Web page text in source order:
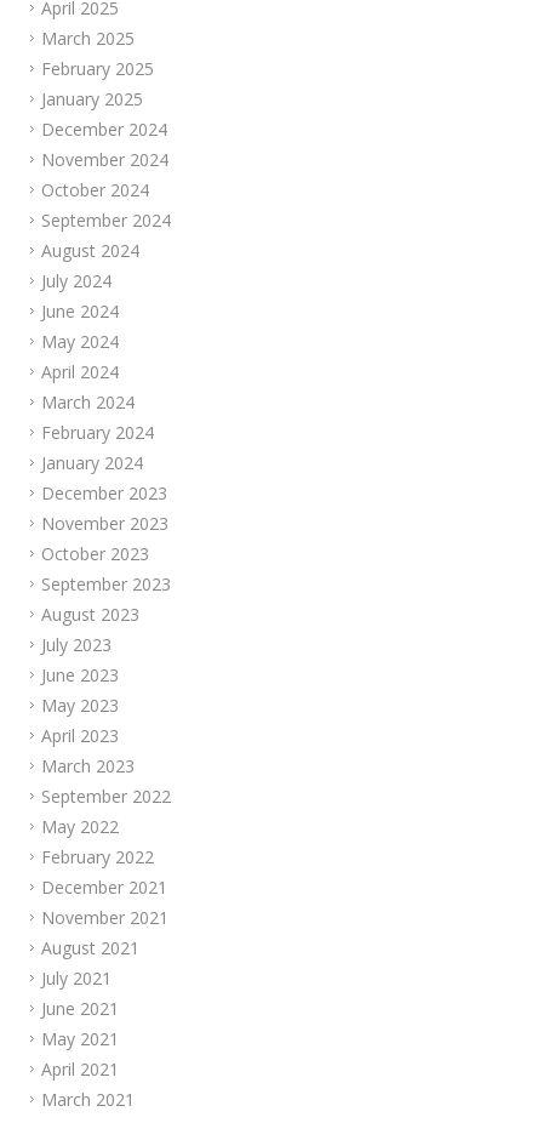
April 2025
March 2025
February 2025
January 2025
December 2024
November 2024
October 2024
September 2024
August 2024
July 2024
June 2024
May 2024
April 2024
March 2024
February 2024
January 2024
December 2023
November 2023
October 2023
September 2023
August 2023
July 2023
June 2023
May 2023
April 2023
March 2023
September 2022
May 2022
February 2022
December 2021
November 2021
August 2021
July 2021
June 2021
May 2021
April 2021
March 2021